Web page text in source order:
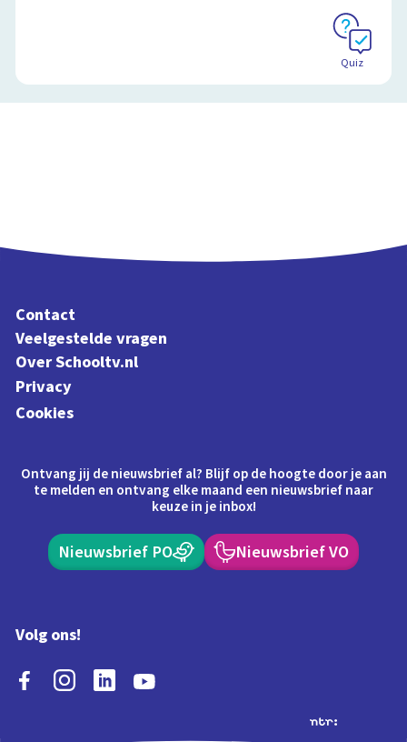
Quiz
Contact
Veelgestelde vragen
Over Schooltv.nl
Privacy
Cookies
Ontvang jij de nieuwsbrief al? Blijf op de hoogte door je aan
te melden en ontvang elke maand een nieuwsbrief naar
keuze in je inbox!
Nieuwsbrief PO Nieuwsbrief VO
Volg ons!